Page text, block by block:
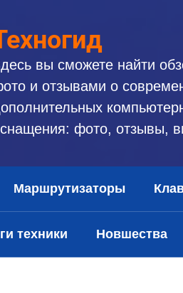
вы сможете найти
и отзывами о
фото, отзывы,
Маршрутизаторы
техники Новшества